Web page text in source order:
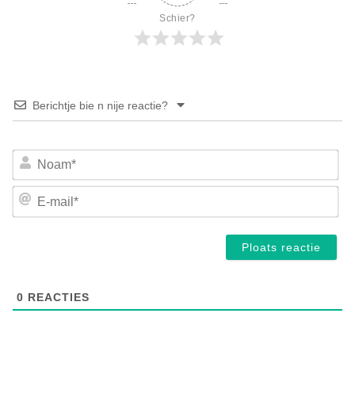
Schier?
Berichtje bie n nije reactie?
E-
0 REACTIES